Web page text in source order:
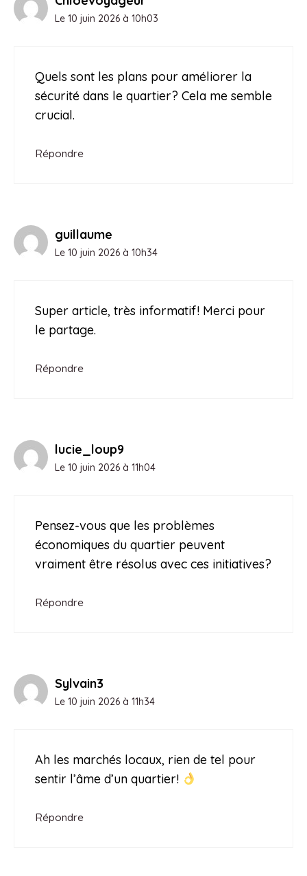
Le 10 juin 2026 à 10h03
Quels sont les plans pour améliorer la
sécurité dans le quartier? Cela me semble
crucial.
Répondre
guillaume
Le 10 juin 2026 à 10h34
Super article, très informatif! Merci pour
le partage.
Répondre
lucie_loup9
Le 10 juin 2026 à 11h04
Pensez-vous que les problèmes
économiques du quartier peuvent
vraiment être résolus avec ces initiatives?
Répondre
Sylvain3
Le 10 juin 2026 à 11h34
Ah les marchés locaux, rien de tel pour
sentir l’âme d’un quartier!
Répondre